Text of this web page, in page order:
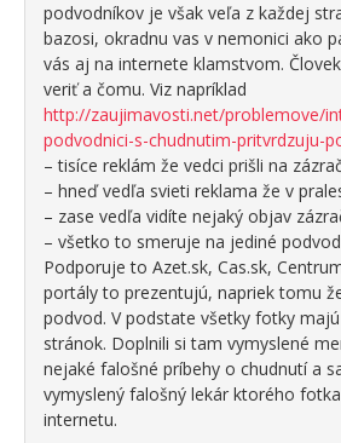
podvodníkov je však veľa z každej
bazosi, okradnu vas v nemonici ako
vás aj na internete klamstvom.
veriť a čomu. Viz napríklad
http://zaujimavosti.net/problemove/
podvodnici-s-chudnutim-pritvrdzuju-
– tisíce reklám že vedci prišli na
– hneď vedľa svieti reklama že v
– zase vedľa vidíte nejaký objav
– všetko to smeruje na jediné
Podporuje to Azet.sk, Cas.sk,
portály to prezentujú, napriek tomu
podvod. V podstate všetky fotky
stránok. Doplnili si tam vymyslené
nejaké falošné príbehy o chudnutí a
vymyslený falošný lekár ktorého
internetu.